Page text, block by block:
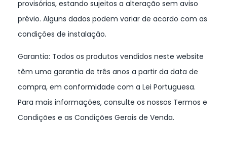
provisórios, estando sujeitos a alteração sem aviso
prévio. Alguns dados podem variar de acordo com as
condições de instalação.
Garantia: Todos os produtos vendidos neste website
têm uma garantia de três anos a partir da data de
compra, em conformidade com a Lei Portuguesa.
Para mais informações, consulte os nossos Termos e
Condições e as Condições Gerais de Venda.